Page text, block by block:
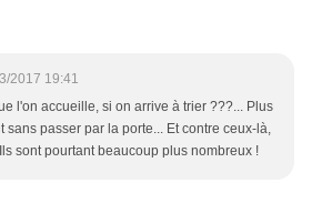
2017 19:41
l'on accueille, si on arrive à trier ???... Plus
sans passer par la porte... Et contre ceux-là,
sont pourtant beaucoup plus nombreux !